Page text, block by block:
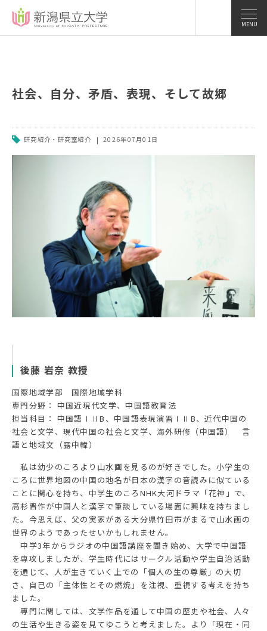
MENU
社会、自分、矛盾、表現、そして故郷
研究紹介・研究室紹介 2026年07月01日
後藤 岩奈 教授
国際地域学部 国際地域学科
専門分野： 中国近現代文学、中国語教育法
担当科目： 中国語ⅠⅡB、中国語表現演習ⅠⅡB、近代中国の
社会と文学、現代中国の社会と文学、海外研修（中国語） 言
語と地域文（露中韓）
私は幼少のころより山水画を見るのが好きでした。小学生の
ころに世界地図の中国の地名が日本の漢字の音読みに似ている
ことに関心を持ち、中学生のころNHK大河ドラマ「花神」で、
高杉晋作が中国人と漢字で筆談している場面に興味を持ちまし
た。今思えば、父の実家がある大分県竹田市がまるで山水画の
世界のようであったせいかもしれません。
中学3年からラジオの中国語講座を聞き始め、大学で中国語
を専攻しましたが、学生時代にはサークル活動や学生自治活動
を通じて、人が生きていく上での「個人の生の尊厳」の大切
さ、自己の「主体性とその燃焼」を注視、重視する考えを持ち
ました。
専門に関しては、文学作品を通して中国の歴史や社会、人々
の生活や生きる姿を見てゆこうと考えました。より「現在・同